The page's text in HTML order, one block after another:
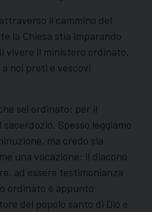
il cammino del
la Chiesa stia imparando
vivere il ministero ordinato,
noi preti e vescovi
sei ordinato: per il
Spesso leggiamo
ma credo sia
una vocazione: il diacono
ad essere testimonianza
ordinato è appunto
del popolo santo di Dio e